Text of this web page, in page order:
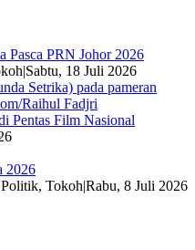
Pasca PRN Johor 2026
|Sabtu, 18 Juli 2026
Pentas Film Nasional
2026
Tokoh|Rabu, 8 Juli 2026